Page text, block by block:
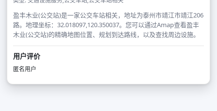
盈丰木业(公交站)是一家公交车站相关，地址为泰州市靖江市靖江206
路。地理坐标：32.018097,120.350037。您可以通过Amap查看盈丰
木业(公交站)的精确地图位置、规划到达路线，以及查找周边设施。
用户评价
匿名用户